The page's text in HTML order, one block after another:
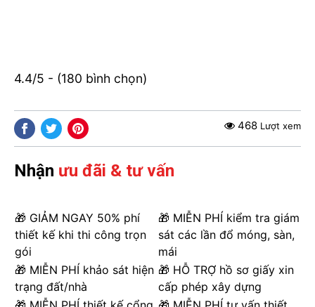
4.4/5 - (180 bình chọn)
468 Lượt xem
Nhận ưu đãi & tư vấn
🎁 GIẢM NGAY 50% phí
thiết kế khi thi công trọn
gói
🎁 MIỄN PHÍ kiểm tra giám
sát các lần đổ móng, sàn,
mái
🎁 MIỄN PHÍ khảo sát hiện
trạng đất/nhà
🎁 HỖ TRỢ hồ sơ giấy xin
cấp phép xây dựng